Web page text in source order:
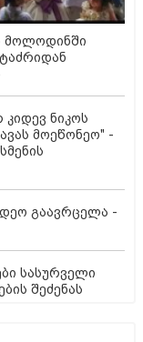
მოლოდინში
ნიკოს
მოეწონეო" -
გაავრცელა -
სასურველი
შეძენას